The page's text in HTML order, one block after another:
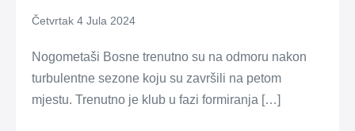
Četvrtak 4 Jula 2024
Nogometaši Bosne trenutno su na odmoru nakon
turbulentne sezone koju su završili na petom
mjestu. Trenutno je klub u fazi formiranja […]